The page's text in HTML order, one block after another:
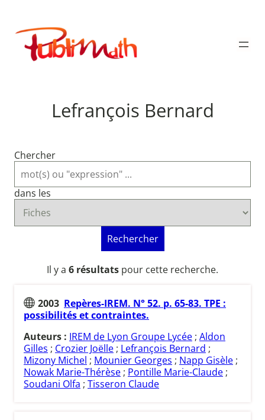
contenu
Publimath
Lefrançois Bernard
Chercher
dans les
Rechercher
Il y a 6 résultats pour cette recherche.
2003 Repères-IREM. N° 52. p. 65-83. TPE :
possibilités et contraintes.
Auteurs : IREM de Lyon Groupe Lycée ; Aldon
Gilles ; Crozier Joëlle ; Lefrançois Bernard ;
Mizony Michel ; Mounier Georges ; Napp Gisèle ;
Nowak Marie-Thérèse ; Pontille Marie-Claude ;
Soudani Olfa ; Tisseron Claude